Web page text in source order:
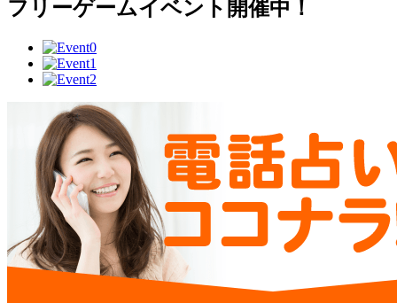
フリーゲームイベント開催中！